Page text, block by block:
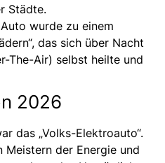
Städte.
wurde zu einem
das sich über Nacht
The-Air) selbst heilte und
2026
das „Volks-Elektroauto“.
Meistern der Energie und